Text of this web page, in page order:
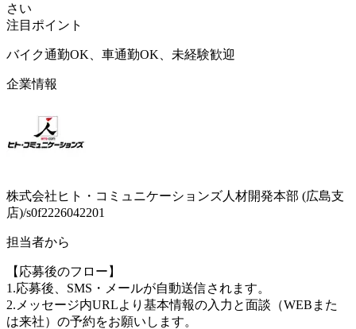
さい
注目ポイント
バイク通勤OK、車通勤OK、未経験歓迎
企業情報
株式会社ヒト・コミュニケーションズ人材開発本部 (広島支
店)/s0f2226042201
担当者から
【応募後のフロー】
1.応募後、SMS・メールが自動送信されます。
2.メッセージ内URLより基本情報の入力と面談（WEBまた
は来社）の予約をお願いします。